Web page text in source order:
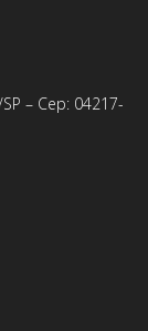
– Cep: 04217-